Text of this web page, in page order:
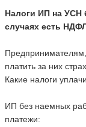
Налоги ИП на УСН
случаях есть
платить за них
Какие налоги
ИП без наемных
платежи: